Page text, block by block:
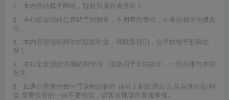
1、本内容转载于网络，版权归原作者所有！
2、本站仅提供信息存储空间服务，不拥有所有权，不承担相关法律责
任。
3、本内容若侵犯到你的版权利益，请联系我们，会尽快给予删除处
理！
4、本站全资源仅供测试和学习，请勿用于非法操作，一切后果与本站
无关。
5、如遇到充值付费环节课程或软件 请马上删除退出 涉及自身权益/利
益 需要投资的一律不要相信，访客发现请向客服举报。